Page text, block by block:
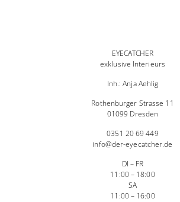
EYECATCHER
exklusive Interieurs
Inh.: Anja Aehlig
Rothenburger Strasse 11
01099 Dresden
0351 20 69 449
info@der-eyecatcher.de
DI – FR
11:00 – 18:00
SA
11:00 – 16:00